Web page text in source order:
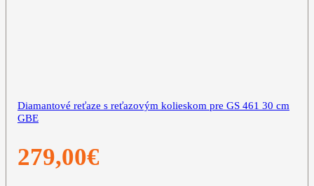
Diamantové reťaze s reťazovým kolieskom pre GS 461 30 cm
GBE
279,00€